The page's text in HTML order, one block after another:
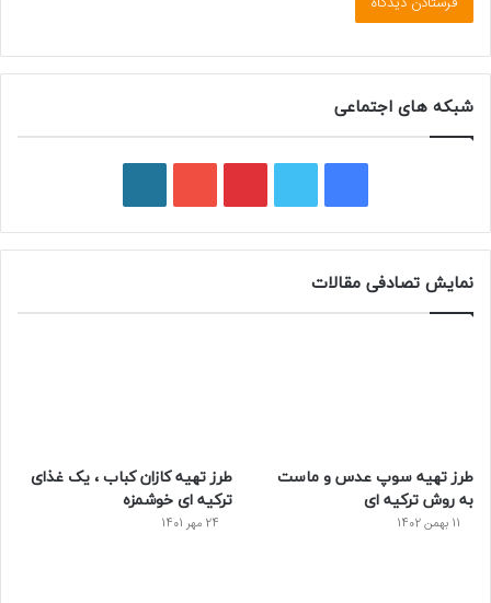
شبکه های اجتماعی
ی
س
ب
و
ی
ی
ت
ت
و
ی
ر
پ
نمایش تصادفی مقالات
طرز تهیه سوپ عدس و ماست
به روش ترکیه ای
11 بهمن 1402
طرز تهیه کازان کباب ، یک غذای
ترکیه ای خوشمزه
24 مهر 1401